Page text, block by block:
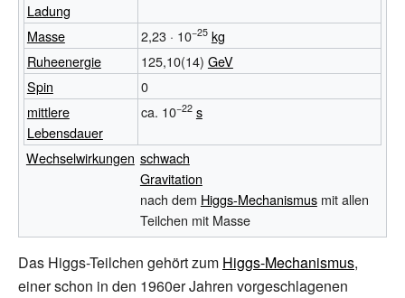
Ladung
Masse 2,23 · 10−25 kg
Ruheenergie
125,10(14) GeV
Spin
0
mittlere
Lebensdauer
ca. 10−22 s
Wechselwirkungen schwach
Gravitation
nach dem Higgs-Mechanismusmit allen
Teilchen mit Masse
Das Higgs-Teilchen gehört zum Higgs-Mechanismus,
einer schon in den 1960er Jahren vorgeschlagenen